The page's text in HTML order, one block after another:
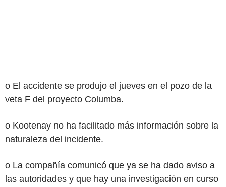
o El accidente se produjo el jueves en el pozo de la
veta F del proyecto Columba.
o Kootenay no ha facilitado más información sobre la
naturaleza del incidente.
o La compañía comunicó que ya se ha dado aviso a
las autoridades y que hay una investigación en curso